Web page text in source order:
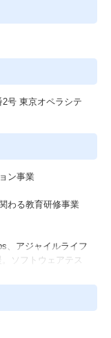
号 東京オペラシテ
ン事業
わる教育研修事業
、アジャイルライフ
ソフトウェアテス
ティ検査及び運
開発、情報システム